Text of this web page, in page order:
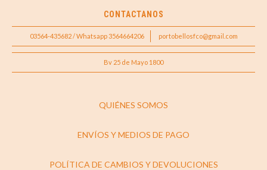
CONTACTANOS
03564-435682 / Whatsapp 3564664206 portobellosfco@gmail.com
Bv 25 de Mayo 1800
QUIÉNES SOMOS
ENVÍOS Y MEDIOS DE PAGO
POLÍTICA DE CAMBIOS Y DEVOLUCIONES